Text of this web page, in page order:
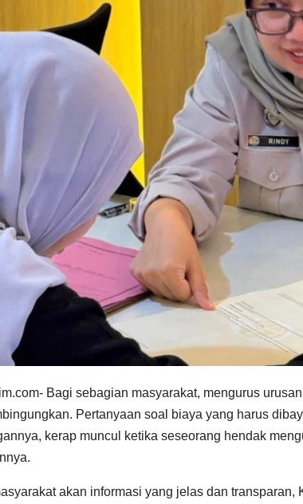
Bagi sebagian masyarakat, mengurus
Pertanyaan soal biaya yang harus
kerap muncul ketika seseorang hendak
akan informasi yang jelas dan transparan,